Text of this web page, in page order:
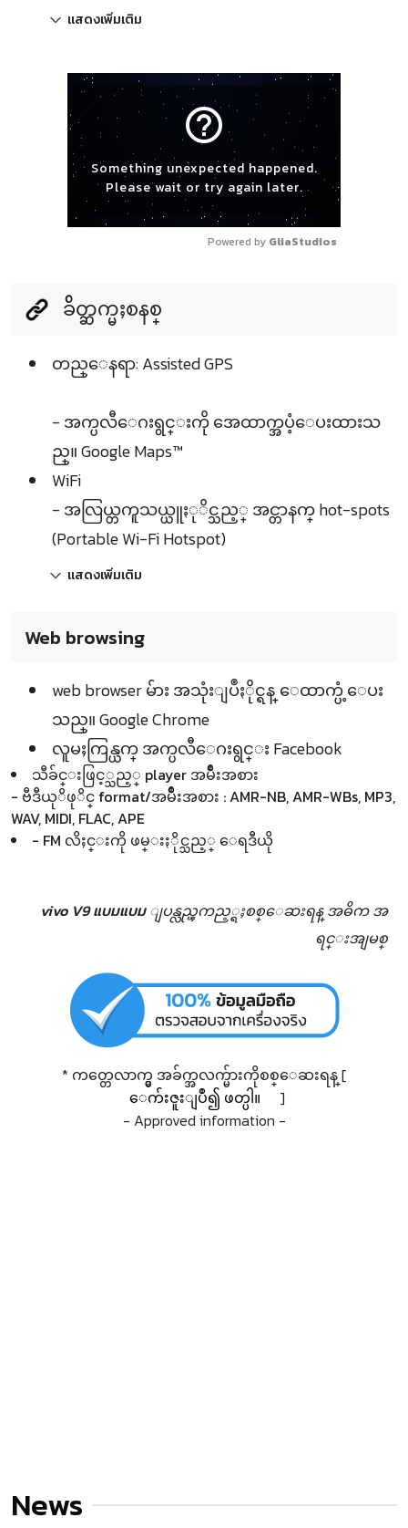
แสดงเพิ่มเติม
help_outline
Something unexpected happened.
Please wait or try again later.
Powered by GliaStudios
ခ်ိတ္ဆက္မႈစနစ္
တည္ေနရာ: Assisted GPS
- အက္ပလီေဂးရွင္းကို အေထာက္အပံ့ေပးထားသ
ည္။ Google Maps™
WiFi
- အလြယ္တကူသယ္ယူႏုိင္သည့္ အင္တာနက္ hot-spots
(Portable Wi-Fi Hotspot)
แสดงเพิ่มเติม
Web browsing
web browser မ်ား အသုံးျပဳႏိုင္ရန္ ေထာက္ပံ့ေပး
သည္။ Google Chrome
လူမႈကြန္ယက္ အက္ပလီေဂးရွင္း Facebook
သီခ်င္းဖြင့္သည့္ player အမ်ဳိးအစား
- ဗီဒီယုိဖုိင္ format/အမ်ဳိးအစား : AMR-NB, AMR-WBs, MP3,
WAV, MIDI, FLAC, APE
- FM လိႈင္းကို ဖမ္းႏိုင္သည့္ ေရဒီယို
vivo V9 แบมแบม ျပန္လည္ၾကည့္ရႈစစ္ေဆးရန္ အဓိက အ
ရင္းအျမစ္
* ကတ္တေလာက္မွ အခ်က္အလက္မ်ားကိုစစ္ေဆးရန္ [
ေက်းဇူးျပဳ၍ ဖတ္ပါ။
]
- Approved information -
News